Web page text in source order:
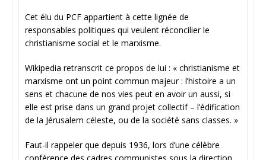
Cet élu du PCF appartient à cette lignée de
responsables politiques qui veulent réconcilier le
christianisme social et le marxisme.
Wikipedia retranscrit ce propos de lui : « christianisme et
marxisme ont un point commun majeur : l’histoire a un
sens et chacune de nos vies peut en avoir un aussi, si
elle est prise dans un grand projet collectif – l’édification
de la Jérusalem céleste, ou de la société sans classes. »
Faut-il rappeler que depuis 1936, lors d’une célèbre
conférence des cadres communistes sous la direction